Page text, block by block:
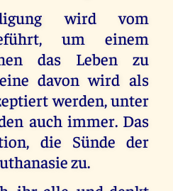
wird vom
um einem
das Leben zu
davon wird als
werden, unter
auch immer. Das
die Sünde der
zu.